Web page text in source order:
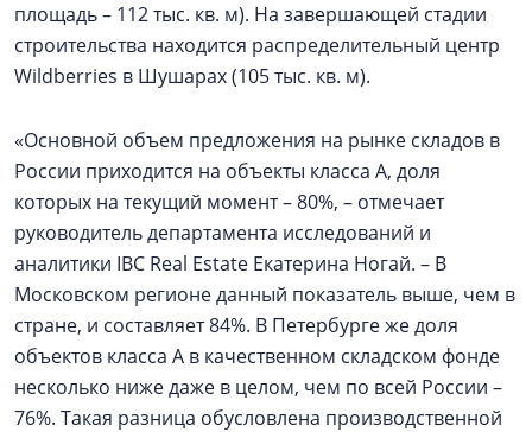
площадь – 112 тыс. кв. м). На завершающей стадии
строительства находится распределительный центр
Wildberries в Шушарах (105 тыс. кв. м).
«Основной объем предложения на рынке складов в
России приходится на объекты класса А, доля
которых на текущий момент – 80%, – отмечает
руководитель департамента исследований и
аналитики IBC Real Estate Екатерина Ногай. – В
Московском регионе данный показатель выше, чем в
стране, и составляет 84%. В Петербурге же доля
объектов класса А в качественном складском фонде
несколько ниже даже в целом, чем по всей России –
76%. Такая разница обусловлена производственной